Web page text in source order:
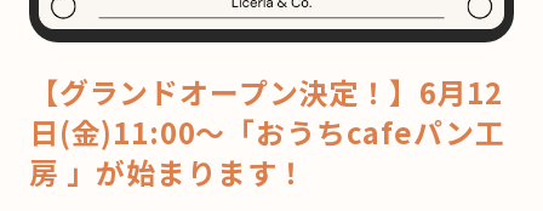
【グランドオープン決定！】6月12
日(金)11:00〜「おうちcafeパン工
房 」が始まります！